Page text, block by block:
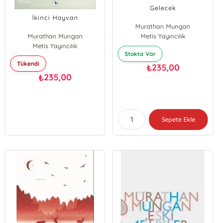
İkinci Hayvan
Murathan Mungan
Metis Yayıncılık
Tükendi
₺235,00
Gelecek
Murathan Mungan
Metis Yayıncılık
Stokta Var
₺235,00
Sepete Ekle